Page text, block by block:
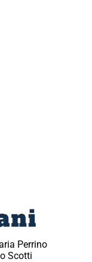
Perrino
Scotti